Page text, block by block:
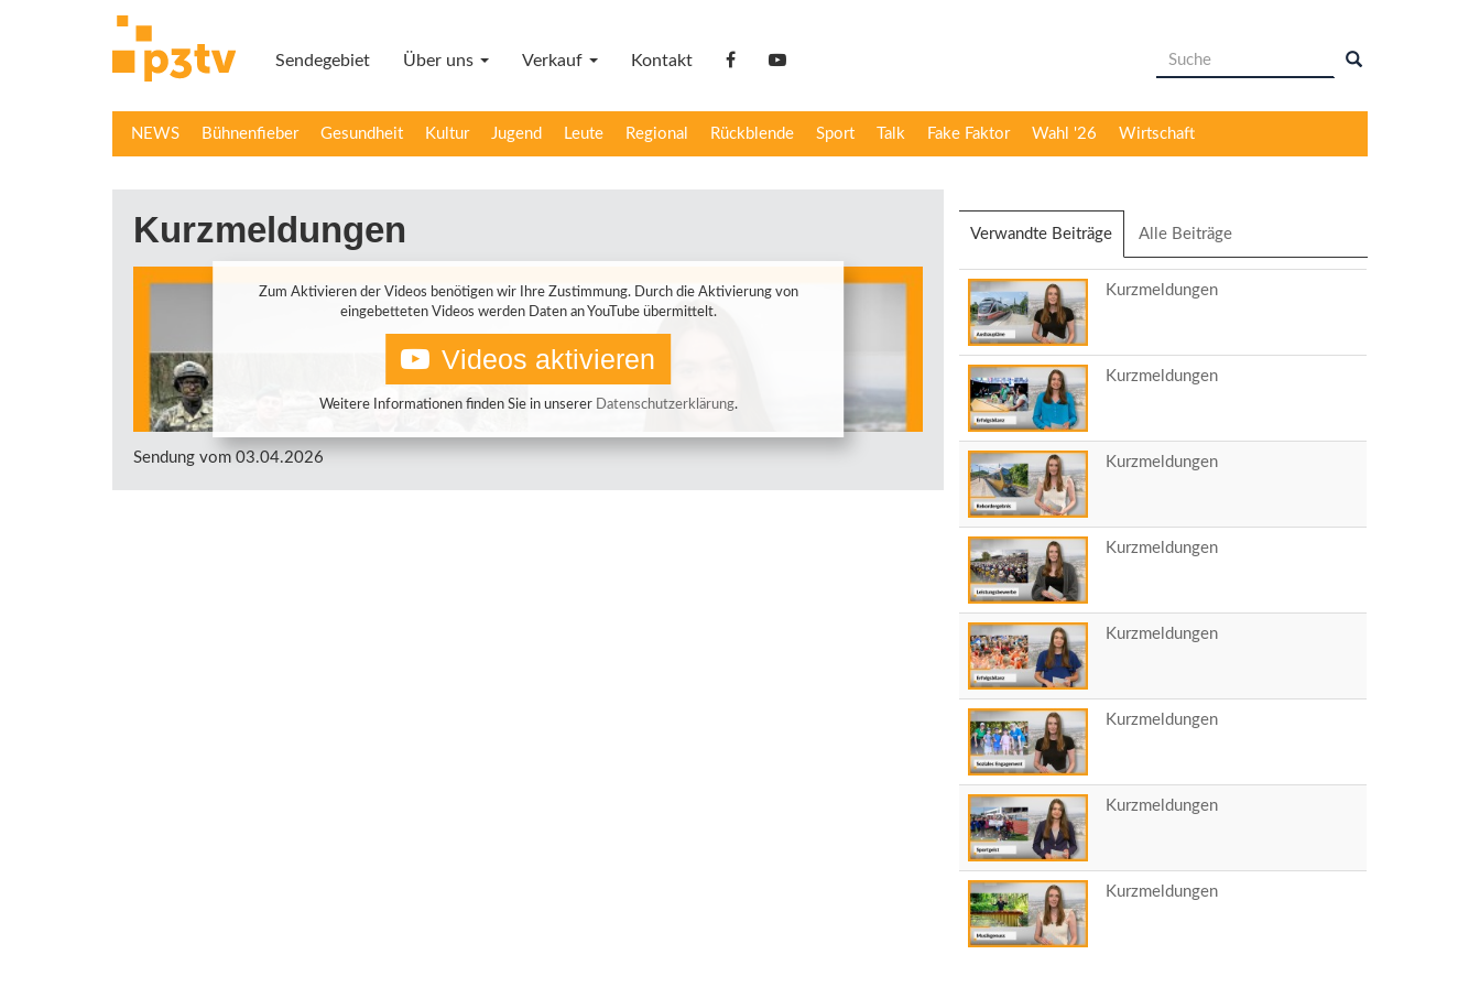
Sendegebiet Über uns Verkauf Kontakt facebookYouTube Suchformular
NEWS Bühnenfieber Gesundheit Kultur Jugend Leute Regional Rückblende Sport Talk Fake Faktor Wahl '26 Wirtschaft
Kurzmeldungen
Zum Aktivieren der Videos benötigen wir Ihre Zustimmung. Durch die Aktivierung von
eingebetteten Videos werden Daten an YouTube übermittelt.
Videos aktivieren
Weitere Informationen finden Sie in unserer Datenschutzerklärung.
Sendung vom 03.04.2026
Verwandte Beiträge (aktiver
Reiter)
Alle Beiträge
Kurzmeldungen
Kurzmeldungen
Kurzmeldungen
Kurzmeldungen
Kurzmeldungen
Kurzmeldungen
Kurzmeldungen
Kurzmeldungen